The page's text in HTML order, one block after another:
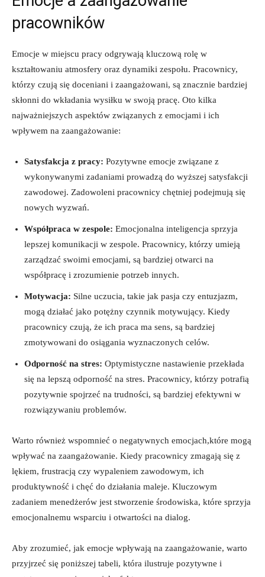
pracowników
Emocje w miejscu pracy odgrywają kluczową rolę w
kształtowaniu atmosfery oraz dynamiki zespołu. Pracownicy,
którzy czują się doceniani i zaangażowani, są znacznie bardziej
skłonni do wkładania wysiłku w swoją pracę. Oto kilka
najważniejszych aspektów związanych z emocjami i ich
wpływem na zaangażowanie:
Satysfakcja z pracy: Pozytywne emocje związane z
wykonywanymi zadaniami prowadzą do wyższej satysfakcji
zawodowej. Zadowoleni pracownicy chętniej podejmują się
nowych wyzwań.
Współpraca w zespole: Emocjonalna inteligencja sprzyja
lepszej komunikacji w zespole. Pracownicy, którzy umieją
zarządzać swoimi emocjami, są bardziej otwarci na
współpracę i zrozumienie potrzeb innych.
Motywacja: Silne uczucia, takie jak pasja czy entuzjazm,
mogą działać jako potężny czynnik motywujący. Kiedy
pracownicy czują, że ich praca ma sens, są bardziej
zmotywowani do osiągania wyznaczonych celów.
Odporność na stres: Optymistyczne nastawienie przekłada
się na lepszą odporność na stres. Pracownicy, którzy potrafią
pozytywnie spojrzeć na trudności, są bardziej efektywni w
rozwiązywaniu problemów.
Warto również wspomnieć o negatywnych emocjach,które mogą
wpływać na zaangażowanie. Kiedy pracownicy zmagają się z
lękiem, frustracją czy wypaleniem zawodowym, ich
produktywność i chęć do działania maleje. Kluczowym
zadaniem menedżerów jest stworzenie środowiska, które sprzyja
emocjonalnemu wsparciu i otwartości na dialog.
Aby zrozumieć, jak emocje wpływają na zaangażowanie, warto
przyjrzeć się poniższej tabeli, która ilustruje pozytywne i